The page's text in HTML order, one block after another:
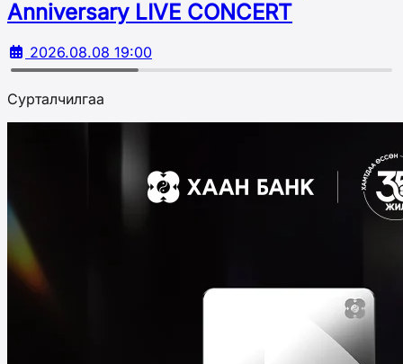
Аnniversary LIVE CONCERT
2026.08.08 19:00
Сурталчилгаа